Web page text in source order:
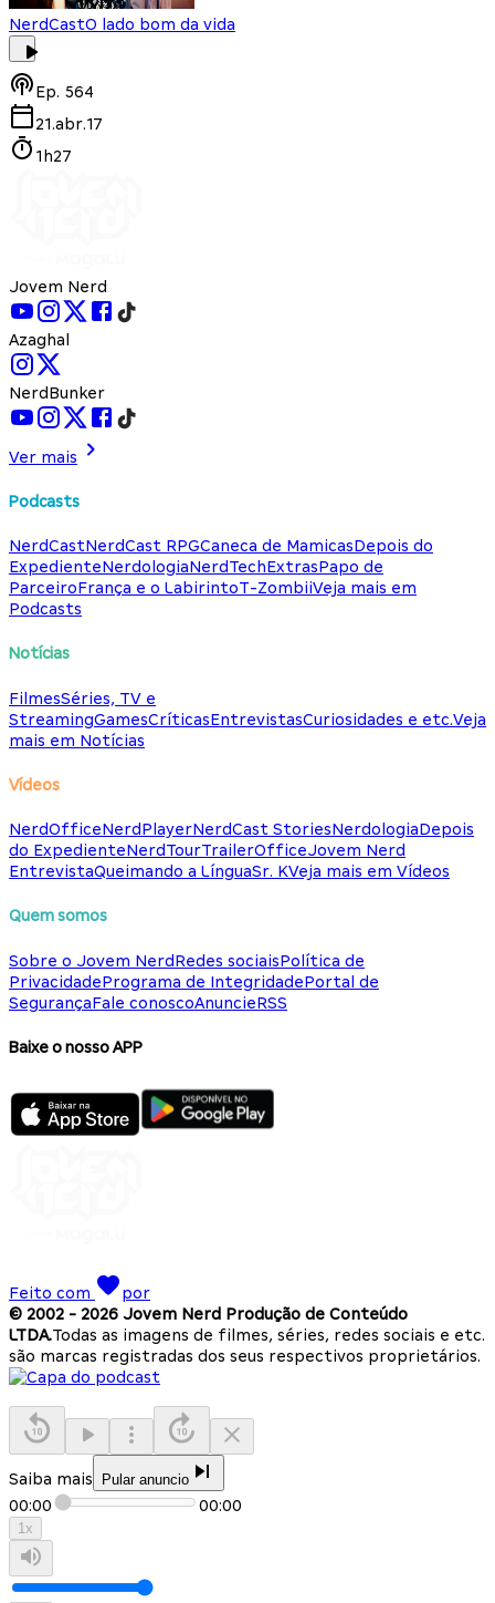
NerdCastO lado bom da vida
Ep. 564
21.abr.17
1h27
Jovem Nerd
Azaghal
NerdBunker
Ver mais
Podcasts
NerdCastNerdCast RPGCaneca de MamicasDepois do
ExpedienteNerdologiaNerdTechExtrasPapo de
ParceiroFrança e o LabirintoT-ZombiiVeja mais em
Podcasts
Notícias
FilmesSéries, TV e
StreamingGamesCríticasEntrevistasCuriosidades e etc.Veja
mais em Notícias
Vídeos
NerdOfficeNerdPlayerNerdCast StoriesNerdologiaDepois
do ExpedienteNerdTourTrailerOfficeJovem Nerd
EntrevistaQueimando a LínguaSr. KVeja mais em Vídeos
Quem somos
Sobre o Jovem NerdRedes sociaisPolítica de
PrivacidadePrograma de IntegridadePortal de
SegurançaFale conoscoAnuncieRSS
Baixe o nosso APP
Feito com
por
© 2002 - 2026 Jovem Nerd Produção de Conteúdo
LTDA.Todas as imagens de filmes, séries, redes sociais e etc.
são marcas registradas dos seus respectivos proprietários.
Saiba mais Pular anuncio
00:00 00:00
1x